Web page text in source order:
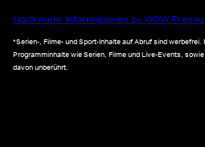
Noch mehr Informationen zu WOW
*Serien-, Filme- und Sport-Inhalte auf Abruf sind
Programminhalte wie Serien, Filme und Live-Events,
davon unberührt.